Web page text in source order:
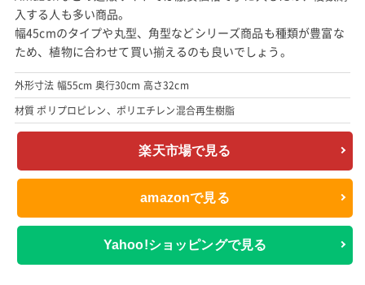
入する人も多い商品。
幅45cmのタイプや丸型、角型などシリーズ商品も種類が豊富な
ため、植物に合わせて買い揃えるのも良いでしょう。
外形寸法 幅55cm 奥行30cm 高さ32cm
材質 ポリプロピレン、ポリエチレン混合再生樹脂
楽天市場で見る
amazonで見る
Yahoo!ショッピングで見る